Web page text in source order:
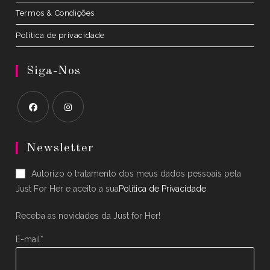
Termos & Condições
Política de privacidade
Siga-Nos
in
new
tab
in
new
tab
Newsletter
Autorizo o tratamento dos meus dados pessoais pela
Just For Her e aceito a suaPolítica de Privacidade
Receba as novidades da Just for Her!
E-mail*